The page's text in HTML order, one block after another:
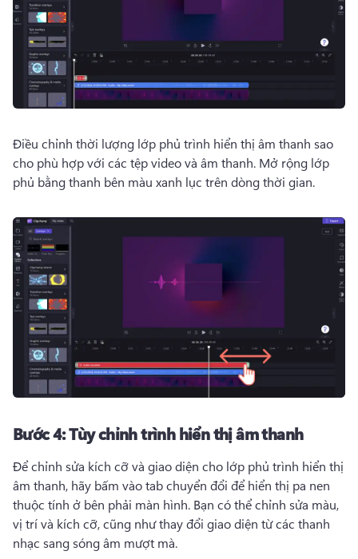
Điều chỉnh thời lượng lớp phủ trình hiển thị âm thanh sao
cho phù hợp với các tệp video và âm thanh. Mở rộng lớp
phủ bằng thanh bên màu xanh lục trên dòng thời gian.
Bước 4:Tùy chỉnh trình hiển thị âm thanh
Để chỉnh sửa kích cỡ và giao diện cho lớp phủ trình hiển thị
âm thanh, hãy bấm vào tab chuyển đổi để hiển thị pa nen
thuộc tính ở bên phải màn hình. Bạn có thể chỉnh sửa màu,
vị trí và kích cỡ, cũng như thay đổi giao diện từ các thanh
nhạc sang sóng âm mượt mà.